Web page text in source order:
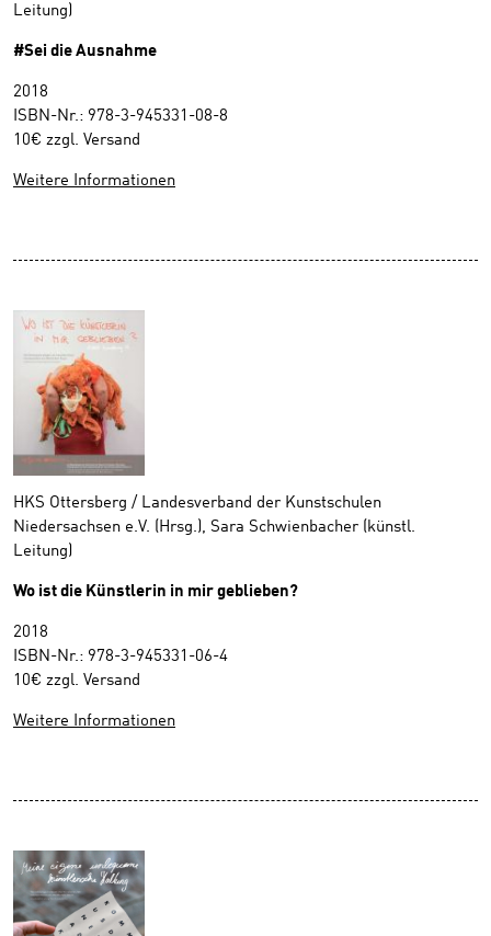
Leitung)
#Sei die Ausnahme
2018
ISBN-Nr.: 978-3-945331-08-8
10€ zzgl. Versand
Weitere Informationen
HKS Ottersberg / Landesverband der Kunstschulen
Niedersachsen e.V. (Hrsg.), Sara Schwienbacher (künstl.
Leitung)
Wo ist die Künstlerin in mir geblieben?
2018
ISBN-Nr.: 978-3-945331-06-4
10€ zzgl. Versand
Weitere Informationen